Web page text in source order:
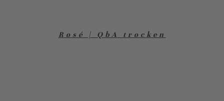
Rosé | QbA trocken